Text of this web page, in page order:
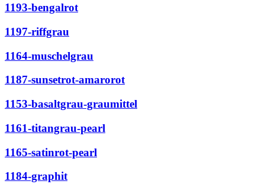
1193-bengalrot
1197-riffgrau
1164-muschelgrau
1187-sunsetrot-amarorot
1153-basaltgrau-graumittel
1161-titangrau-pearl
1165-satinrot-pearl
1184-graphit